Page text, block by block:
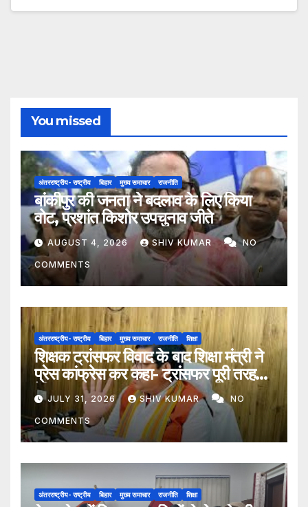
You missed
अंतरराष्ट्रीय- राष्ट्रीय बिहार मुख्य समाचार राजनीति
बांकीपुर की जनता ने बदलाव के लिए किया
वोट, प्रशांत किशोर उपचुनाव जीते
AUGUST 4, 2026 SHIV KUMAR NO
COMMENTS
अंतरराष्ट्रीय- राष्ट्रीय बिहार मुख्य समाचार राजनीति शिक्षा
शिक्षक ट्रांसफर विवाद के बाद शिक्षा मंत्री ने
प्रेस कांफ्रेस कर कहा- ट्रांसफर पूरी तरह
ऐच्छिक
JULY 31, 2026 SHIV KUMAR NO
COMMENTS
अंतरराष्ट्रीय- राष्ट्रीय बिहार मुख्य समाचार राजनीति शिक्षा